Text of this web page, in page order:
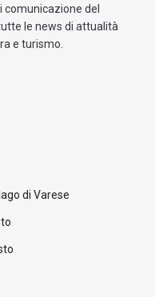
del
le news di attualità
e turismo.
di Varese